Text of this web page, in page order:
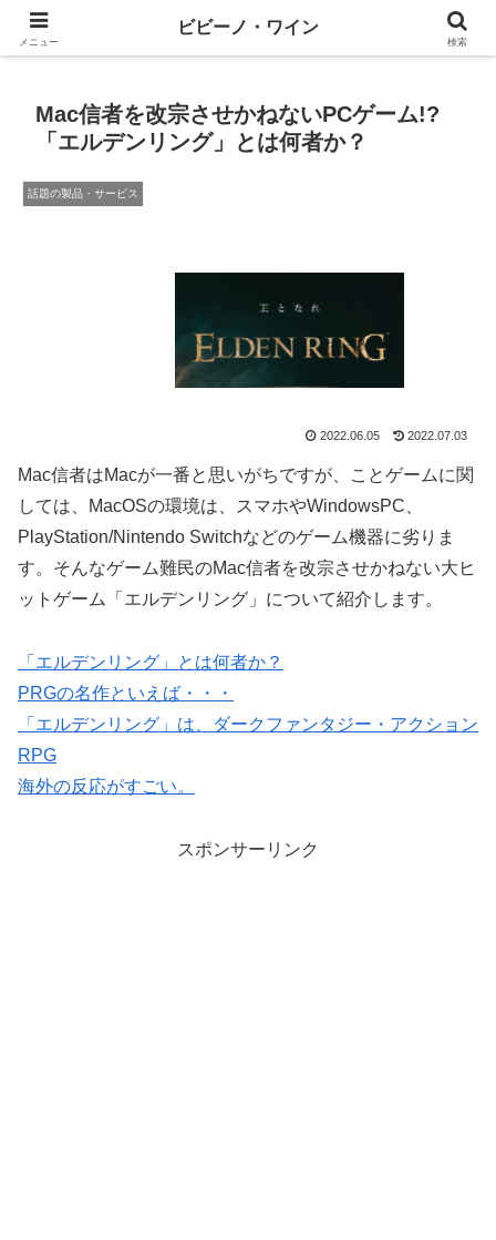
ワインとテックと、ときどきマネー
Mac信者を改宗させかねないPCゲーム!?
「エルデンリング」とは何者か？
話題の製品・サービス
2022.06.05 2022.07.03
Mac信者はMacが一番と思いがちですが、ことゲームに関
しては、MacOSの環境は、スマホやWindowsPC、
PlayStation/Nintendo Switchなどのゲーム機器に劣りま
す。そんなゲーム難民のMac信者を改宗させかねない大ヒ
ットゲーム「エルデンリング」について紹介します。
「エルデンリング」とは何者か？
PRGの名作といえば・・・
「エルデンリング」は、ダークファンタジー・アクション
RPG
海外の反応がすごい。
スポンサーリンク
メニュー
ビビーノ・ワイン
検索